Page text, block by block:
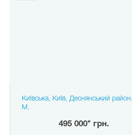
Київська, Київ, Деснянський
М.
495 000* грн.